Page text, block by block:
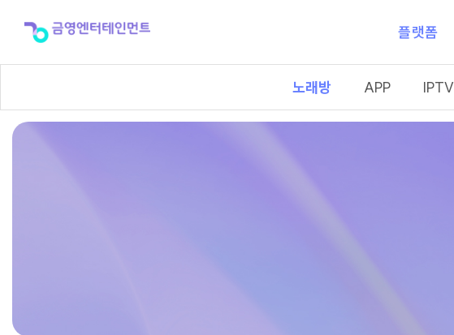
플랫폼
노래방 APP IPTV